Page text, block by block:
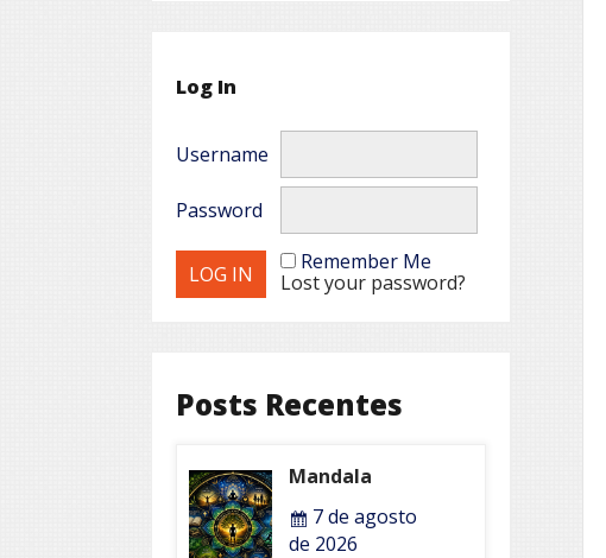
Log In
Username
Password
Remember Me
Lost your password?
Posts Recentes
Mandala
7 de agosto
de 2026